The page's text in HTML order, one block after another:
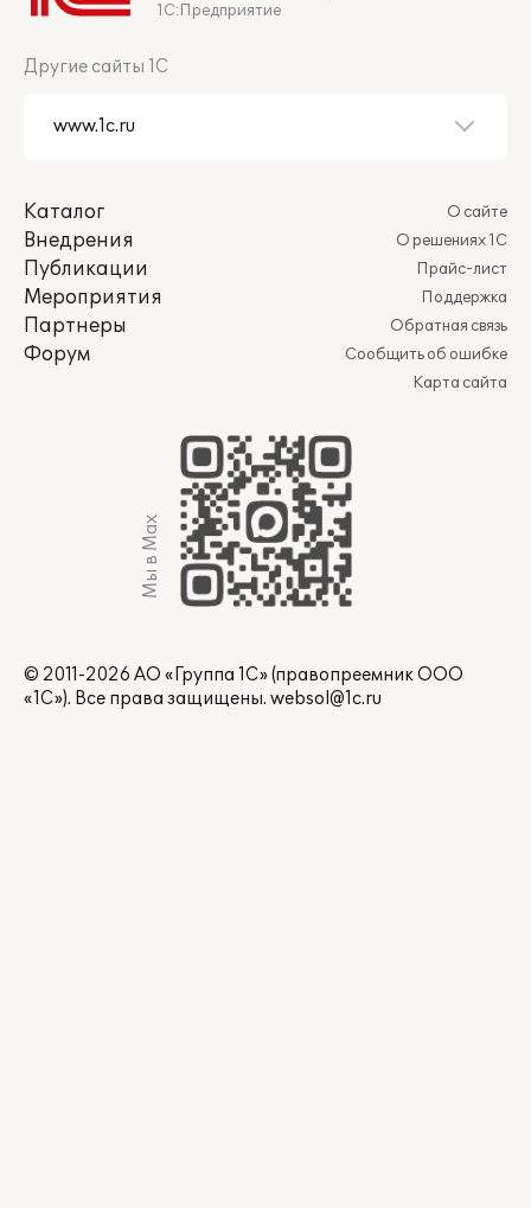
1С:Предприятие
Другие сайты 1С
Каталог
Внедрения
Публикации
Мероприятия
Партнеры
Форум
О сайте
О решениях 1С
Прайс-лист
Поддержка
Обратная связь
Сообщить об ошибке
Карта сайта
Мы в Max
© 2011-2026 АО «Группа 1С» (правопреемник ООО
«1С»). Все права защищены. websol@1c.ru